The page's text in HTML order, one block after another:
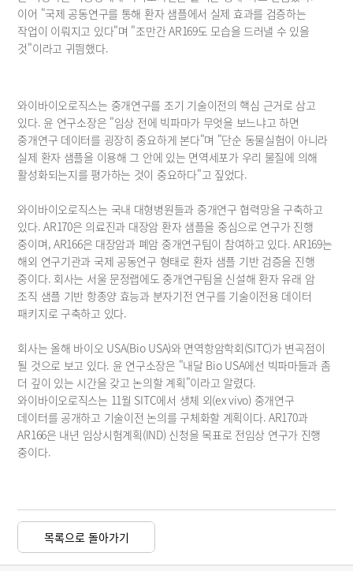
이어 "국제 공동연구를 통해 환자 샘플에서 실제 효과를 검증하는
작업이 이뤄지고 있다"며 "조만간 AR169도 모습을 드러낼 수 있을
것"이라고 귀띔했다.
와이바이오로직스는 중개연구를 조기 기술이전의 핵심 근거로 삼고
있다. 윤 연구소장은 "임상 전에 빅파마가 무엇을 보느냐고 하면
중개연구 데이터를 굉장히 중요하게 본다"며 "단순 동물실험이 아니라
실제 환자 샘플을 이용해 그 안에 있는 면역세포가 우리 물질에 의해
활성화되는지를 평가하는 것이 중요하다"고 짚었다.
와이바이오로직스는 국내 대형병원들과 중개연구 협력망을 구축하고
있다. AR170은 의료진과 대장암 환자 샘플을 중심으로 연구가 진행
중이며, AR166은 대장암과 폐암 중개연구팀이 참여하고 있다. AR169는
해외 연구기관과 국제 공동연구 형태로 환자 샘플 기반 검증을 진행
중이다. 회사는 서울 문정랩에도 중개연구팀을 신설해 환자 유래 암
조직 샘플 기반 항종양 효능과 분자기전 연구를 기술이전용 데이터
패키지로 구축하고 있다.
회사는 올해 바이오 USA(Bio USA)와 면역항암학회(SITC)가 변곡점이
될 것으로 보고 있다. 윤 연구소장은 "내달 Bio USA에선 빅파마들과 좀
더 깊이 있는 시간을 갖고 논의할 계획"이라고 알렸다.
와이바이오로직스는 11월 SITC에서 생체 외(ex vivo) 중개연구
데이터를 공개하고 기술이전 논의를 구체화할 계획이다. AR170과
AR166은 내년 임상시험계획(IND) 신청을 목표로 전임상 연구가 진행
중이다.
목록으로 돌아가기